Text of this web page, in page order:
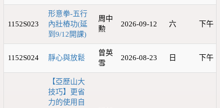
1152S023
形意拳-五行
內壯樁功(延
到9/12開課)
周中
勲
2026-09-12 六 下午
1152S024 靜心與放鬆
曾英
雪
2026-08-23 日 下午
【亞歷山大
技巧】更省
力的使用自